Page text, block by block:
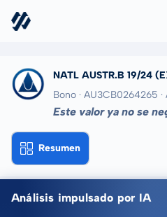
NATL AUSTR.B 19/24
Bono · AU3CB0264265
Este valor ya no se
Resumen
Análisis impulsado por IA